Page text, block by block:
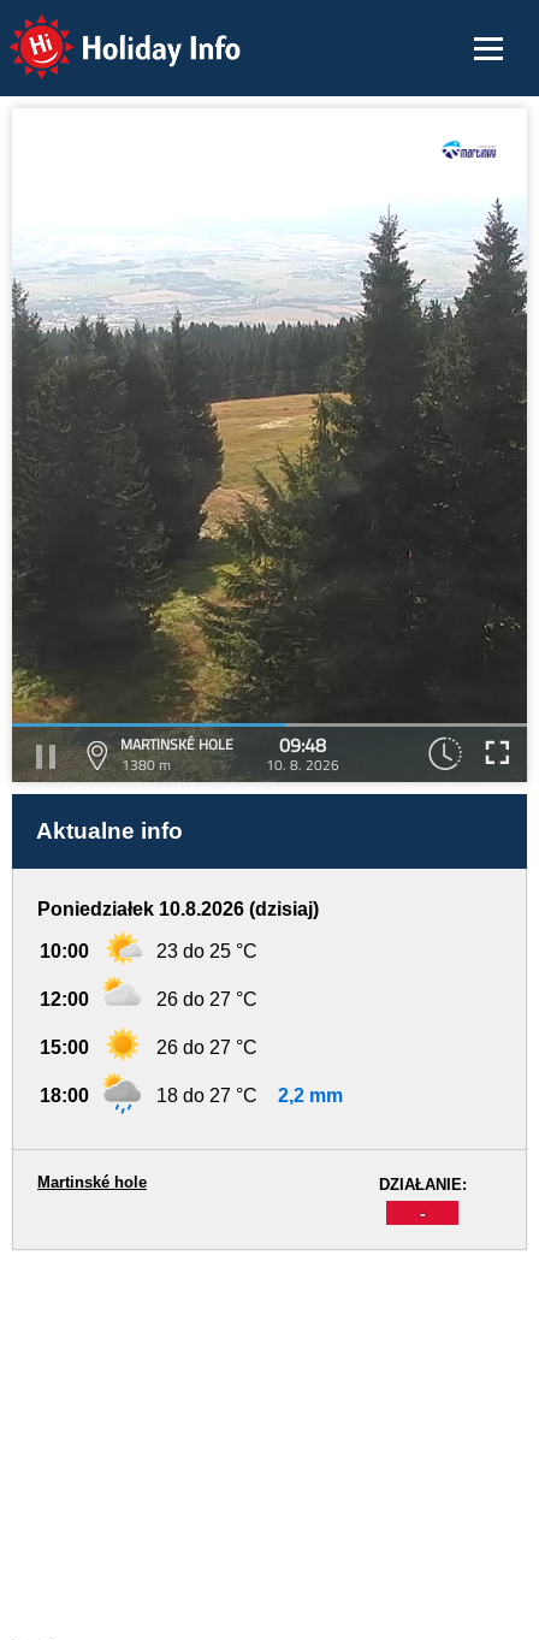
Holiday Info
MARTINSKÉ HOLE
1380 m
09:48
10. 8. 2026
Aktualne info
Poniedziałek 10.8.2026 (dzisiaj)
10:00 23 do 25 °C
12:00 26 do 27 °C
15:00 26 do 27 °C
18:00 18 do 27 °C 2,2 mm
DZIAŁANIE:
-
Martinské hole